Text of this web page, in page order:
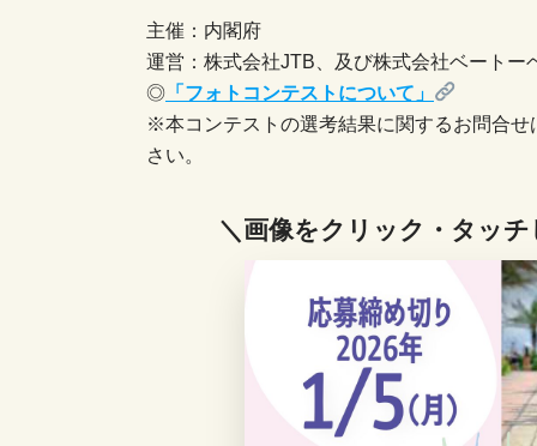
主催：内閣府
運営：株式会社JTB、及び株式会社ベートー
◎ 「フォトコンテストについて」
※本コンテストの選考結果に関するお問合
さい。
＼画像をクリック・タッ